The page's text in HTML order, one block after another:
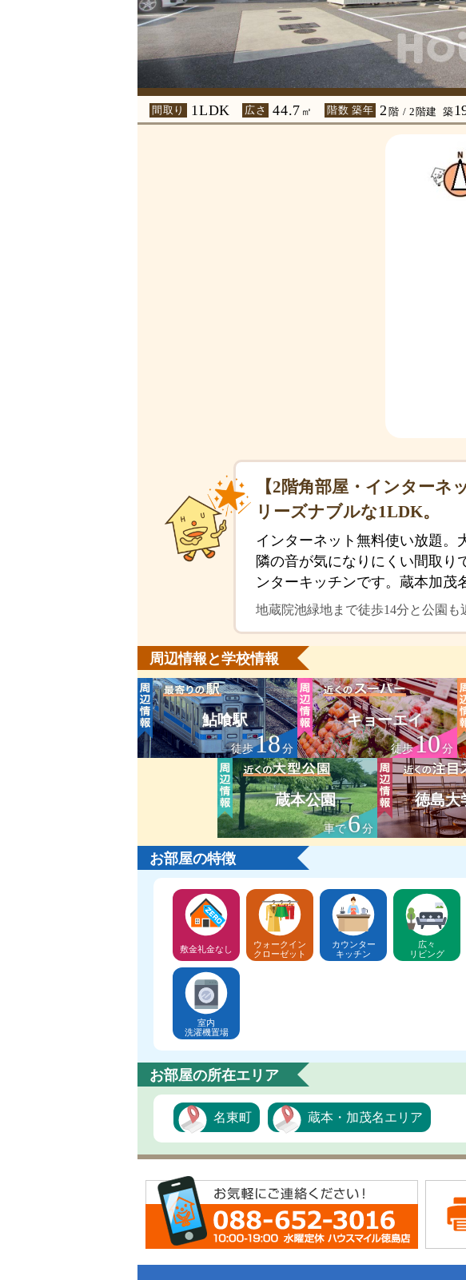
間取り 1LDK 広さ 44.7 ㎡ 階数 築年 2 階 / 2階建 築
【2階角部屋・インター
リーズナブルな1LDK。
インターネット無料使い放題。
隣の音が気になりにくい間取り
ンターキッチンです。蔵本加茂
地蔵院池緑地まで徒歩14分と公園も
周辺情報と学校情報
鮎喰駅
徒歩18分
キョーエイ
徒歩10分
蔵本公園
車で6分
徳島大
お部屋の特徴
敷金礼金なし
ウォークイン
クローゼット
カウンター
キッチン
広々
リビング
室内
洗濯機置場
お部屋の所在エリア
名東町 蔵本・加茂名エリア